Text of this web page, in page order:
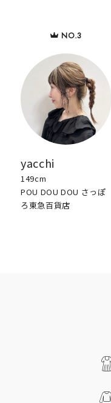
yacchi
149cm
POU DOU DOU さっぽ
ろ東急百貨店